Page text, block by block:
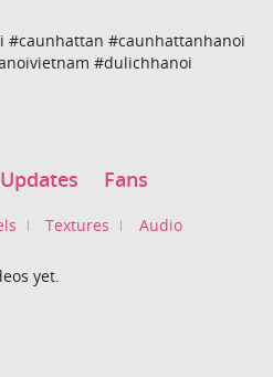
#caunhattan #caunhattanhanoi
#dulichhanoi
Updates Fans
Textures Audio
yet.